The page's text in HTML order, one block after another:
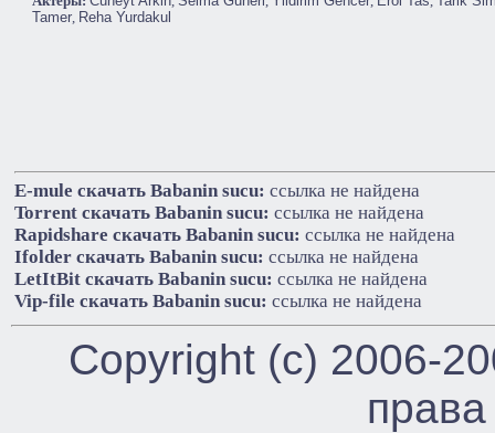
Tamer, Reha Yurdakul
E-mule cкачать Babanin sucu: ссылка не найдена
Torrent cкачать Babanin sucu: ссылка не найдена
Rapidshare cкачать Babanin sucu: ссылка не найдена
Ifolder cкачать Babanin sucu: ссылка не найдена
LetItBit cкачать Babanin sucu: ссылка не найдена
Vip-file cкачать Babanin sucu: ссылка не найдена
Copyright (c) 2006-